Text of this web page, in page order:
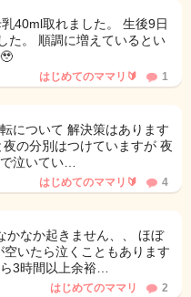
40ml取れました。 生後9日
た。 順調に増えているとい
はじめてのママリ🔰 1
について 解決策はあります
の分別はつけていますが 夜
泣いてい…
はじめてのママリ🔰 4
かなか起きません、、 ほぼ
いたら泣くこともあります
3時間以上余裕…
はじめてのママリ 2